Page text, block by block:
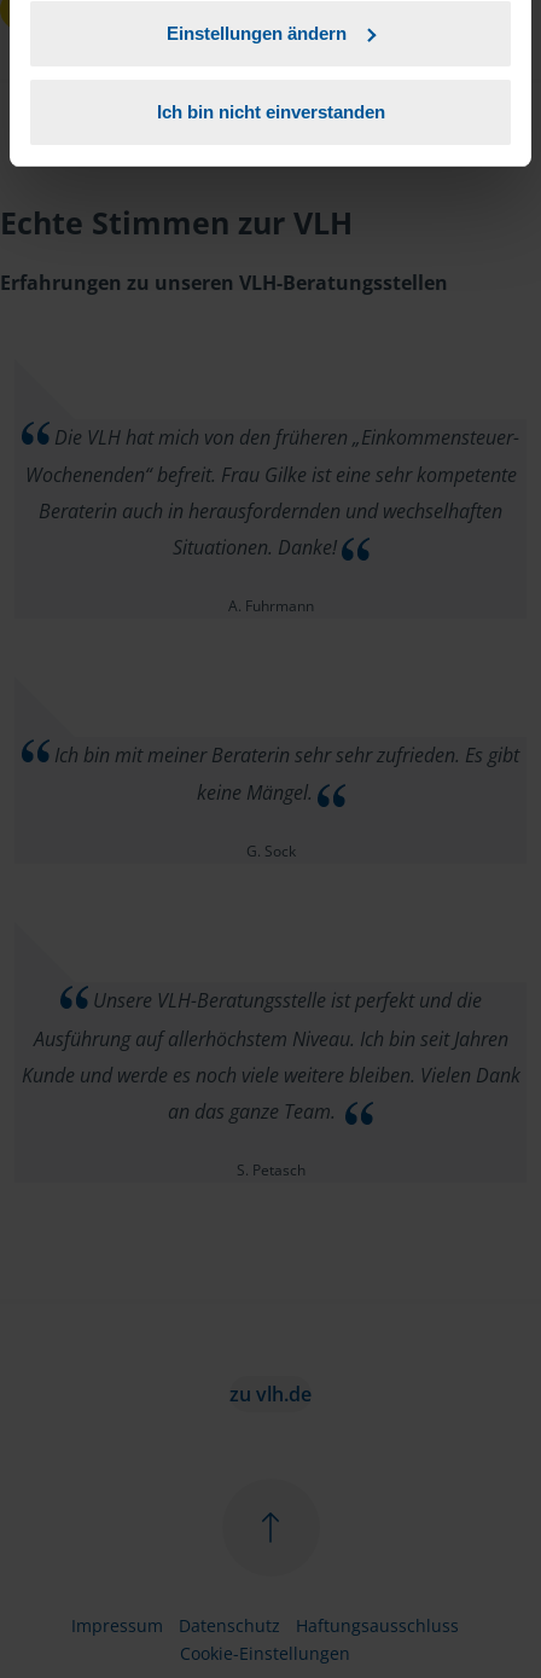
Einstellungen ändern
Ich bin nicht einverstanden
Echte Stimmen zur VLH
Erfahrungen zu unseren VLH-Beratungsstellen
Die VLH hat mich von den früheren „Einkommensteuer-
Wochenenden“ befreit. Frau Gilke ist eine sehr kompetente
Beraterin auch in herausfordernden und wechselhaften
Situationen. Danke!
A. Fuhrmann
Ich bin mit meiner Beraterin sehr sehr zufrieden. Es gibt
keine Mängel.
G. Sock
Unsere VLH-Beratungsstelle ist perfekt und die
Ausführung auf allerhöchstem Niveau. Ich bin seit Jahren
Kunde und werde es noch viele weitere bleiben. Vielen Dank
an das ganze Team.
S. Petasch
zu vlh.de
Impressum Datenschutz
Haftungsausschluss
Cookie-Einstellungen